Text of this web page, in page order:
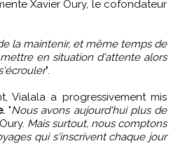
Xavier Oury, le cofondateur
la maintenir, et même temps de
en situation d'attente alors
".
Vialala a progressivement mis
"Nous avons aujourd'hui plus de
Mais surtout, nous comptons
qui s'inscrivent chaque jour